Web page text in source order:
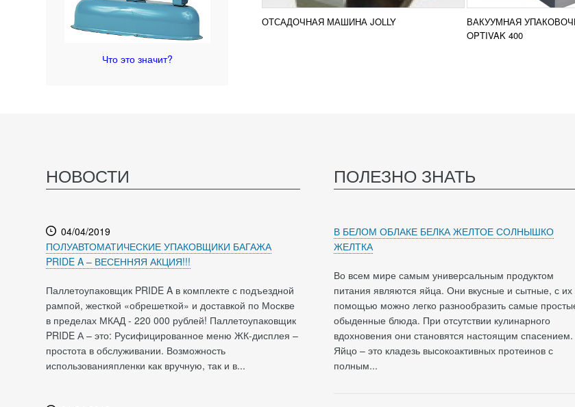
ОТСАДОЧНАЯ МАШИНА JOLLY
ВАКУУМНАЯ
OPTIVAK 400
Что это значит?
НОВОСТИ
04/04/2019
ПОЛУАВТОМАТИЧЕСКИЕ УПАКОВЩИКИ БАГАЖА
PRIDE A – ВЕСЕННЯЯ АКЦИЯ!!!
Паллетоупаковщик PRIDE A в комплекте с подъездной
рампой, жесткой «обрешеткой» и доставкой по Москве
в пределах МКАД - 220 000 рублей! Паллетоупаковщик
PRIDE А – это: Русифицированное меню ЖК-дисплея –
простота в обслуживании. Возможность
использованияпленки как вручную, так и в...
ПОЛЕЗНО ЗНАТЬ
В БЕЛОМ ОБЛАКЕ БЕЛКА ЖЕЛТОЕ СОЛНЫШКО
ЖЕЛТКА
Во всем мире самым универсальным продуктом
питания являются яйца. Они вкусные и сытные, с их
помощью можно легко разнообразить самые
обыденные блюда. При отсутствии кулинарного
вдохновения они становятся настоящим спасением.
Яйцо – это кладезь высокоактивных протеинов с
полным...